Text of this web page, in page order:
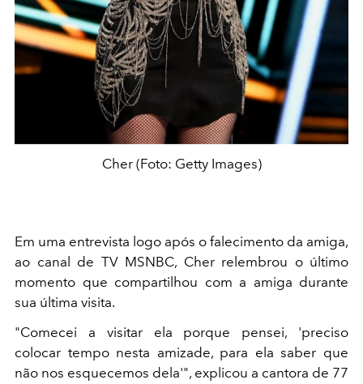
Cher (Foto: Getty Images)
Em uma entrevista logo após o falecimento da amiga,
ao canal de TV MSNBC, Cher relembrou o último
momento que compartilhou com a amiga durante
sua última visita.
"Comecei a visitar ela porque pensei, 'preciso
colocar tempo nesta amizade, para ela saber que
não nos esquecemos dela'", explicou a cantora de 77